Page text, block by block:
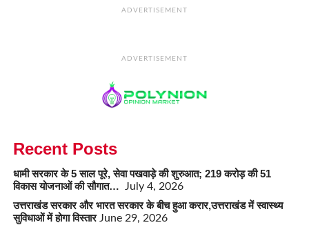
ADVERTISEMENT
ADVERTISEMENT
Recent Posts
धामी सरकार के 5 साल पूरे, सेवा पखवाड़े की शुरुआत; 219 करोड़ की 51
विकास योजनाओं की सौगात…
July 4, 2026
उत्तराखंड सरकार और भारत सरकार के बीच हुआ करार,उत्तराखंड में स्वास्थ्य
सुविधाओं में होगा विस्तार June 29, 2026